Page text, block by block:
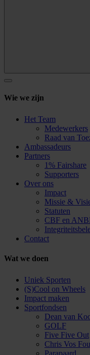
Wie we zijn
Het Team
Medewerkers
Raad van
Ambassadeurs
Partners
1% Fairshare
Supporters
Over ons
Impact
Missie &
Statuten
CBF en
Contact
Wat we doen
Uniek Sporten
(S)Cool on Wheels
Impact maken
Sportfondsen
Dean van
GOLF
Five Five Out
Chris Vos